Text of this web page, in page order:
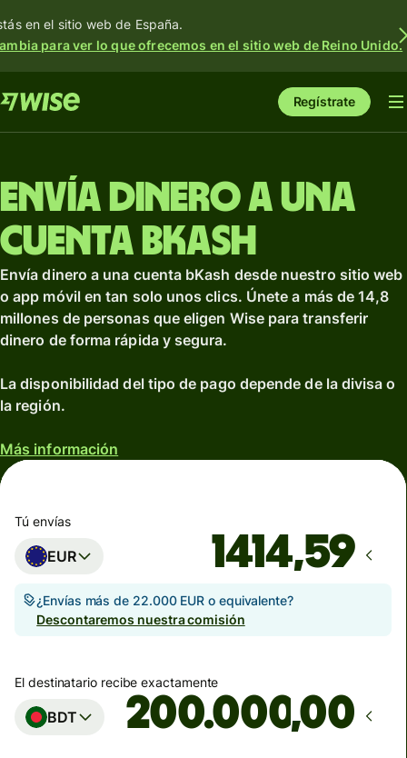
en el sitio web de España.
para ver lo que ofrecemos en el sitio web de Reino Unido.
Regístrate
Envía dinero a una
cuenta bKash
Envía dinero a una cuenta bKash desde nuestro sitio web
o app móvil en tan solo unos clics. Únete a más de 14,8
millones de personas que eligen Wise para transferir
dinero de forma rápida y segura.
La disponibilidad del tipo de pago depende de la divisa o
la región.
Más información
Tú envías
EUR
¿Envías más de 22.000 EUR o equivalente?
Descontaremos nuestra comisión
El destinatario recibe exactamente
BDT ,00